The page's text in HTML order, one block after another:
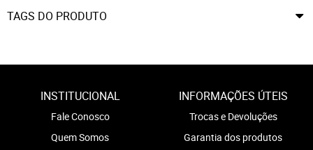
TAGS DO PRODUTO
INSTITUCIONAL
Fale Conosco
Quem Somos
INFORMAÇÕES ÚTEIS
Trocas e Devoluções
Garantia dos produtos